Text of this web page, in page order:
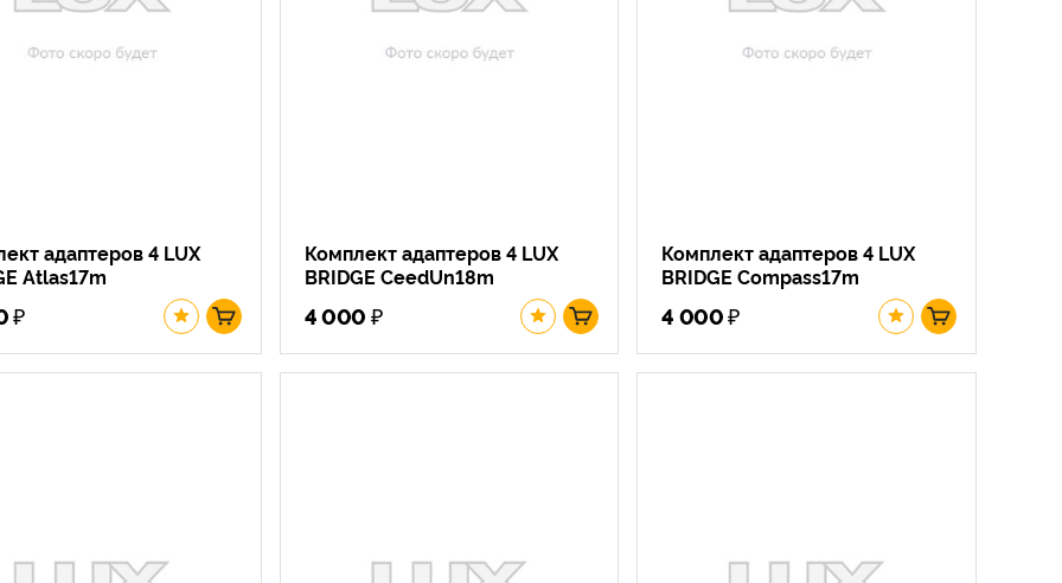
адаптеров 4 LUX
Atlas17m
₽
Комплект адаптеров 4 LUX
BRIDGE CeedUn18m
4 000 ₽
Комплект адаптеров 4 LUX
BRIDGE Compass17m
4 000₽